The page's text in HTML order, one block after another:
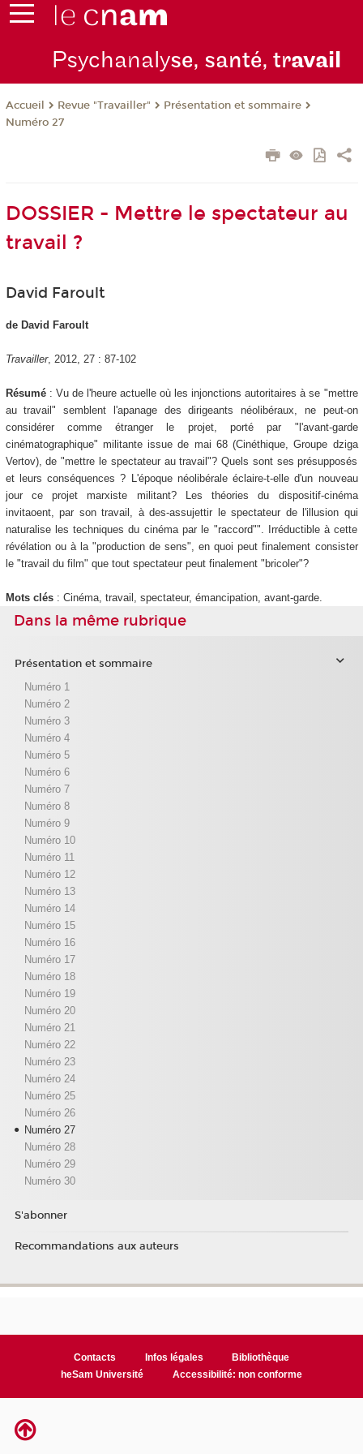
Psychanalyse, santé, travail
Accueil Revue "Travailler"
Présentation et sommaire
Numéro 27
DOSSIER - Mettre le spectateur au
travail ?
David Faroult
de David Faroult
Travailler, 2012, 27 : 87-102
Résumé: Vu de l'heure actuelle où les injonctions autoritaires à se "mettre
au travail" semblent l'apanage des dirigeants néolibéraux, ne peut-on
considérer comme étranger le projet, porté par "l'avant-garde
cinématographique" militante issue de mai 68 (Cinéthique, Groupe dziga
Vertov), de "mettre le spectateur au travail"? Quels sont ses présupposés
et leurs conséquences ? L'époque néolibérale éclaire-t-elle d'un nouveau
jour ce projet marxiste militant? Les théories du dispositif-cinéma
invitaoent, par son travail, à des-assujettir le spectateur de l'illusion qui
naturalise les techniques du cinéma par le "raccord"". Irréductible à cette
révélation ou à la "production de sens", en quoi peut finalement consister
le "travail du film" que tout spectateur peut finalement "bricoler"?
Mots clés: Cinéma, travail, spectateur, émancipation, avant-garde.
Dans la même rubrique
Présentation et sommaire
Numéro 1
Numéro 2
Numéro 3
Numéro 4
Numéro 5
Numéro 6
Numéro 7
Numéro 8
Numéro 9
Numéro 10
Numéro 11
Numéro 12
Numéro 13
Numéro 14
Numéro 15
Numéro 16
Numéro 17
Numéro 18
Numéro 19
Numéro 20
Numéro 21
Numéro 22
Numéro 23
Numéro 24
Numéro 25
Numéro 26
Numéro 27
Numéro 28
Numéro 29
Numéro 30
S'abonner
Recommandations aux auteurs
Contacts Infos légales
Bibliothèque
heSam Université
Accessibilité: non conforme